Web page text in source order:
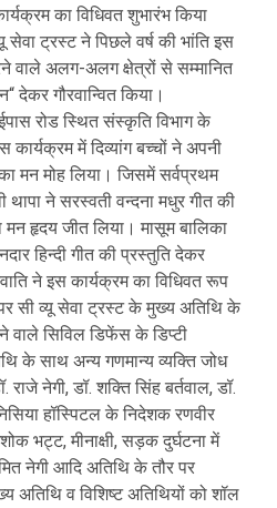
का विधिवत शुभारंभ किया
ट्रस्ट ने पिछले वर्ष की भांति इस
वाले अलग-अलग क्षेत्रों से सम्मानित
देकर गौरवान्वित किया।
रोड स्थित संस्कृति विभाग के
में दिव्यांग बच्चों ने अपनी
मन मोह लिया। जिसमें सर्वप्रथम
थापा ने सरस्वती वन्दना मधुर गीत की
हृदय जीत लिया। मासूम बालिका
हिन्दी गीत की प्रस्तुति देकर
ने इस कार्यक्रम का विधिवत रूप
सी व्यू सेवा ट्रस्ट के मुख्य अतिथि के
वाले सिविल डिफेंस के डिप्टी
के साथ अन्य गणमान्य व्यक्ति जोध
राजे नेगी, डॉ. शक्ति सिंह बर्तवाल, डॉ.
हॉस्पिटल के निदेशक रणवीर
भट्ट, मीनाक्षी, सड़क दुर्घटना में
नेगी आदि अतिथि के तौर पर
अतिथि व विशिष्ट अतिथियों को शॉल